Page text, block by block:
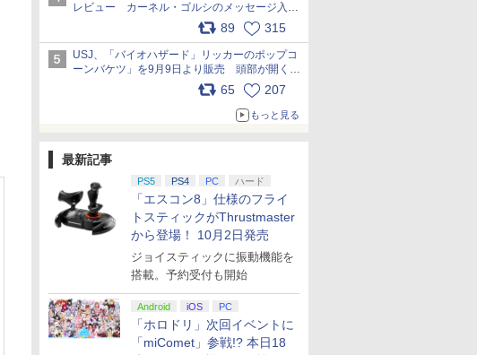
レビュー カーネル・ゴルシのメッセージ入り
パッケージや描き下ろしトレカなどが登場
89 315
USJ、「バイオハザード」リッカーのポップコ
ーンバケツ」を9月9日より販売 頭部が開く仕
組み。味は恐怖を堪のう「味噌フレーバー」
65 207
もっと見る
最新記事
PS5 PS4 PC ハード
「エスコン8」仕様のフライ
トスティックがThrustmaster
から登場！ 10月2日発売
ジョイスティックに振動機能を
搭載。予約受付も開始
Android iOS PC
「ホロドリ」次回イベントに
「miComet」参戦!? 本日18